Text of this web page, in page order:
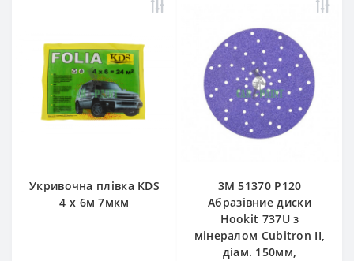
Укривочна плівка KDS
4 х 6м 7мкм
3М 51370 P120
Абразівние диски
Hookit 737U з
мінералом Cubitron II,
діам. 150мм,